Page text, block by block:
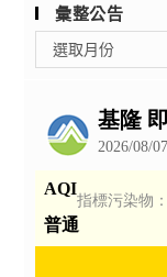
彙整公告
整
選取月份